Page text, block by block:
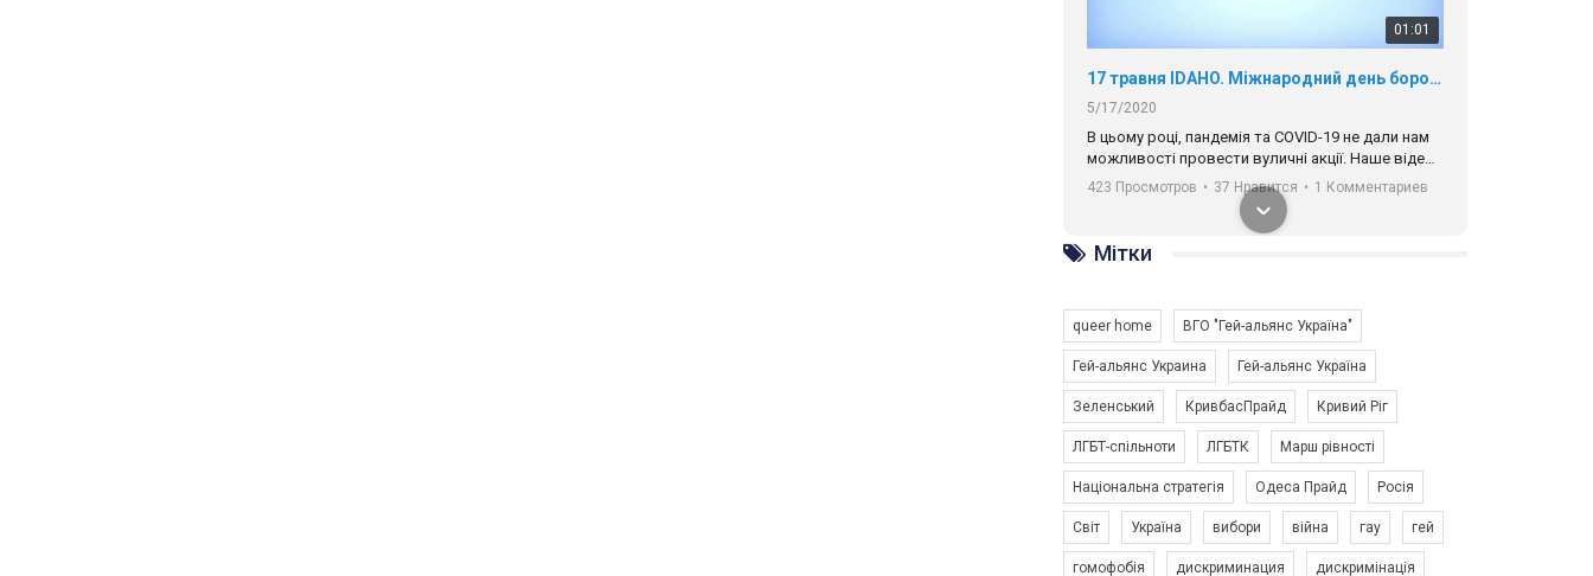
01:01
17 травня IDAHO. Міжнародний день боротьби з гомофобією трансфобією і біфобія.
5/17/2020
В цьому році, пандемія та COVІD-19 не дали нам
можливості провести вуличні акції. Наше відео-
звернення про те, що навіть коли ми у різних
містах та не можемо зустрінеться, ми разом. Ми
закликаємо всіх хто поділяє цінності рівності та
солідарності, приєднатися до нас. Регіональні
підрозділи ГАУ є в 16 областях України.
423 Просмотров • 37 Нравится • 1 Комментариев
6/30/2017
Емоційний та вражаючий промо-ролік на
конкурс PACT, який представляє програму "Гей-
Мітки
queer home ВГО "Гей-альянс Україна"
Гей-альянс Украина Гей-альянс Україна
Зеленський КривбасПрайд Кривий Ріг
ЛГБТ-спільноти ЛГБТК Марш рівності
Національна стратегія Одеса Прайд Росія
Світ Україна вибори війна гау гей
гомофобія дискриминация дискримінація